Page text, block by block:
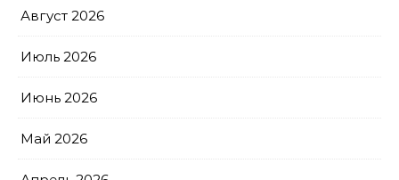
Август 2026
Июль 2026
Июнь 2026
Май 2026